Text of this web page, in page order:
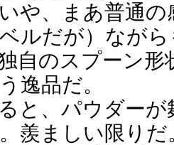
や、まあ普通
ルだが）なが
自のスプーン
逸品だ。
と、パウダー
羨ましい限りだ